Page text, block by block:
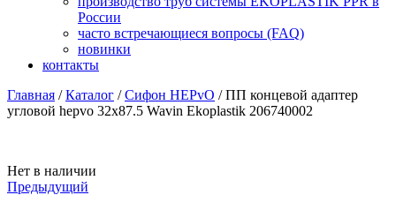
России
часто встречающиеся вопросы (FAQ)
новинки
контакты
Главная /Каталог /Сифон HEPvO /ПП концевой адаптер
угловой hepvo 32х87.5 Wavin Ekoplastik 206740002
Availability:
Нет в наличии
Предыдущий